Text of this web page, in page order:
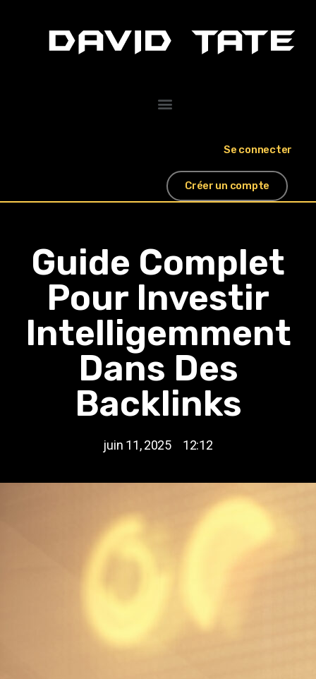
Se connecter
Créer un compte
Guide Complet
Pour Investir
Intelligemment
Dans Des
Backlinks
juin 11, 2025 12:12